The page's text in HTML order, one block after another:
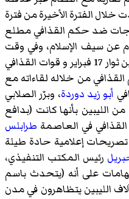
خلال الفترة الأخيرة من فترة
ضد حكم القذافي مطلع
التام عن سيف الإسلام، وفي وقت
لاحق من المواجهات العسكرية بين ثوار 17 فبراير و قوات القذافي
من خلاله لقاءاته مع
أبو زيد دوردة، وبرّر الصلابي
من الليبين بأنها كانت (بدافع
في العاصمة طرابلس
تصريحات إعلامية حادة طيلة
رئيس المكتب التنفيذي،
على أنه (يتحدث باسم
الليبين يتظاهرون في مدن